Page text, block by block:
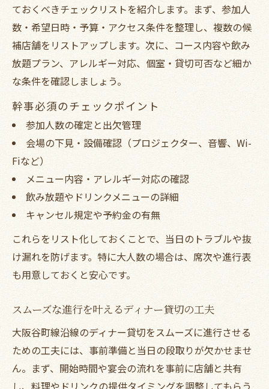
ておくべきチェックリストを紹介します。まず、参加人
数・希望日時・予算・アクセス条件を整理し、複数の候
補店舗をリストアップします。次に、コース内容や飲み
放題プラン、アレルギー対応、個室・貸切可否など細か
な条件を確認しましょう。
幹事必須のチェックポイント
参加人数の確定と出欠管理
会場の下見・設備確認（プロジェクター、音響、Wi-
Fiなど）
メニュー内容・アレルギー対応の確認
飲み放題やドリンクメニューの詳細
キャンセル規定や予約金の有無
これらをリスト化しておくことで、当日のトラブルや抜
け漏れを防げます。特に大人数の場合は、席次や進行表
も用意しておくと安心です。
スムーズな進行を叶えるディナー貸切の工夫
大阪谷町線沿線のディナー貸切をスムーズに進行させる
ための工夫には、事前準備と当日の段取りが欠かせませ
ん。まず、開始時間や宴会の流れを事前に店舗と共有
し、料理やドリンクの提供タイミングを調整してもらう